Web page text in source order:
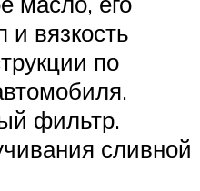
и вязкость
по
фильтр.
сливной